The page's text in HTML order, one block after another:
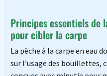
Principes essentiels de
pour cibler la carpe
La pêche à la carpe en eau
sur l’usage des bouillettes,